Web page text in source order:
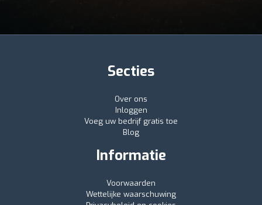
Secties
Over ons
Inloggen
Voeg uw bedrijf gratis toe
Blog
Informatie
Voorwaarden
Wettelijke waarschuwing